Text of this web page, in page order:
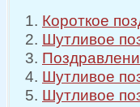
Короткое
Шутливое
Шутливое
Шутливое